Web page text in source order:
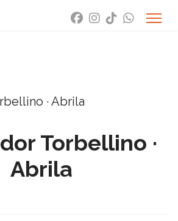
Torbellino ·
Abrila